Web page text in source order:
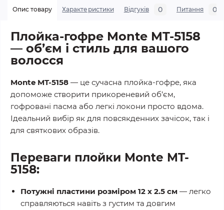
Опис товару Характеристики Відгуків 0 Питання 0
Плойка-гофре Monte MT-5158
— об’єм і стиль для вашого
волосся
Monte MT-5158 — це сучасна плойка-гофре, яка
допоможе створити прикореневий об’єм,
гофровані пасма або легкі локони просто вдома.
Ідеальний вибір як для повсякденних зачісок, так і
для святкових образів.
Переваги плойки Monte MT-
5158:
Потужні пластини розміром 12 x 2.5 см — легко
справляються навіть з густим та довгим